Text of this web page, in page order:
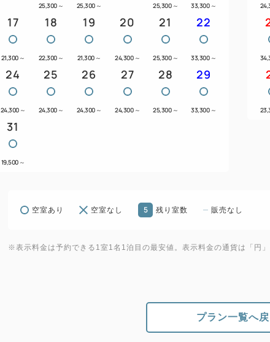
写真は
25,300 ～ 25,300 ～ 25,300 ～ 33,300 ～
17
21,300 ～
18
22,300 ～
19
21,300 ～
20
24,300 ～
21
25,300 ～
22
33,300 ～
24
24,300 ～
25
24,300 ～
26
24,300 ～
27
24,300 ～
28
25,300 ～
29
33,300 ～
31
19,500 ～
空室あり 空室なし 5 残り室数 販売なし
※表示料金は予約できる1室1名1泊目の最安値。表示料金の通貨は「円」
プラン一覧へ